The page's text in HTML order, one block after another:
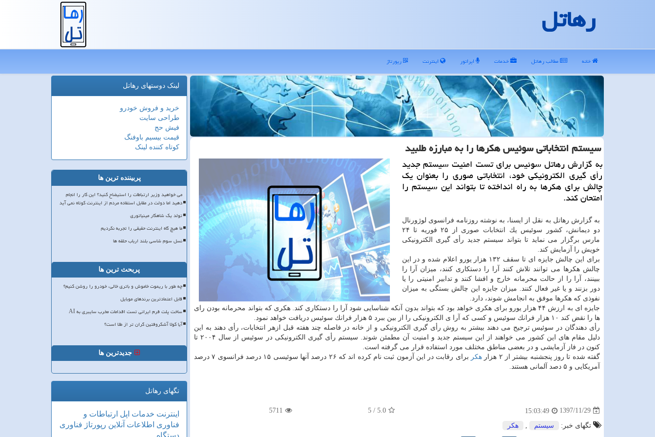
رهاتل
خانه مطالب رهاتل خدمات اپراتور اینترنت رپورتاژ
سیستم انتخاباتی سوئیس هكرها را به مبارزه طلبید
به گزارش رهاتل سوئیس برای تست امنیت سیستم جدید
رأی گیری الكترونیكی خود، انتخاباتی صوری را بعنوان یك
چالش برای هكرها به راه انداخته تا بتواند این سیستم را
امتحان كند.
به گزارش رهاتل به نقل از ایسنا، به نوشته روزنامه فرانسوی لوژورنال
دو دیمانش، كشور سوئیس یك انتخابات صوری از ۲۵ فوریه تا ۲۴
مارس برگزار می نماید تا بتواند سیستم جدید رأی گیری الكترونیكی
خویش را آزمایش كند.
برای این چالش جایزه ای تا سقف ۱۳۲ هزار یورو اعلام شده و در این
چالش هكرها می توانند تلاش كنند آرا را دستكاری كنند، میزان آرا را
ببینند، آرا را از حالت محرمانه خارج و افشا كنند و تدابیر امنیتی را یا
دور بزنند و یا غیر فعال كنند. میزان جایزه این چالش بستگی به میزان
نفوذی كه هكرها موفق به انجامش شوند، دارد.
جایزه ای به ارزش ۴۴ هزار یورو برای هكری خواهد بود كه بتواند بدون آنكه شناسایی شود آرا را دستكاری كند. هكری كه بتواند محرمانه بودن رای
ها را نقض كند ۱۰ هزار فرانك سوئیس و كسی كه آرا ی الكترونیكی را از بین ببرد ۵ هزار فرانك سوئیس دریافت خواهد نمود.
رأی دهندگان در سوئیس ترجیح می دهند بیشتر به روش رأی گیری الكترونیكی و از خانه در فاصله چند هفته قبل ازهر انتخابات، رأی دهند به این
دلیل مقام های این كشور می خواهند از این سیستم جدید و امنیت آن مطمئن شوند. سیستم رأی گیری الكترونیكی در سوئیس از سال ۲۰۰۴ تا
كنون در فاز آزمایشی و در بعضی مناطق مختلف مورد استفاده قرار می گرفته است.
گفته شده تا روز پنجشنبه بیشتر از ۲ هزار
هكر
برای رقابت در این آزمون ثبت نام كرده اند كه ۲۶ درصد آنها سوئیسی ۱۵ درصد فرانسوی ۷ درصد
آمریكایی و ۵ دصد آلمانی هستند.
1397/11/29
15:03:49
5.0
/
5
5711
تگهای خبر: سیستم هكر
لینک دوستهای رهاتل
خرید و فروش خودرو
طراحی سایت
فیش حج
قیمت بیسیم باوفنگ
کوتاه کننده لینک
پربیننده ترین ها
می خواهید وزیر ارتباطات را استیضاح کنید؟ این کار را انجام
دهید اما دولت در مقابل استفاده مردم از اینترنت کوتاه نمی آید
تولد یک شاهکار مینیاتوری
ما هیچ گاه اینترنت حقیقی را تجربه نکردیم
نسل سوم شاسی بلند ارباب حلقه ها
پربحث ترین ها
چه طور با ریموت خاموش و باتری خالی، خودرو را روشن کنیم؟
قابل اعتمادترین برندهای موبایل
ساخت پلت فرم ایرانی تست اقدامات مخرب سایبری به AI
آیا کولا آشکروفتین گران تر از طلا است؟
جدیدترین ها
تگهای رهاتل
اینترنت خدمات اپل ارتباطات و
فناوری اطلاعات آنلاین رپورتاژ فناوری
دستگاه